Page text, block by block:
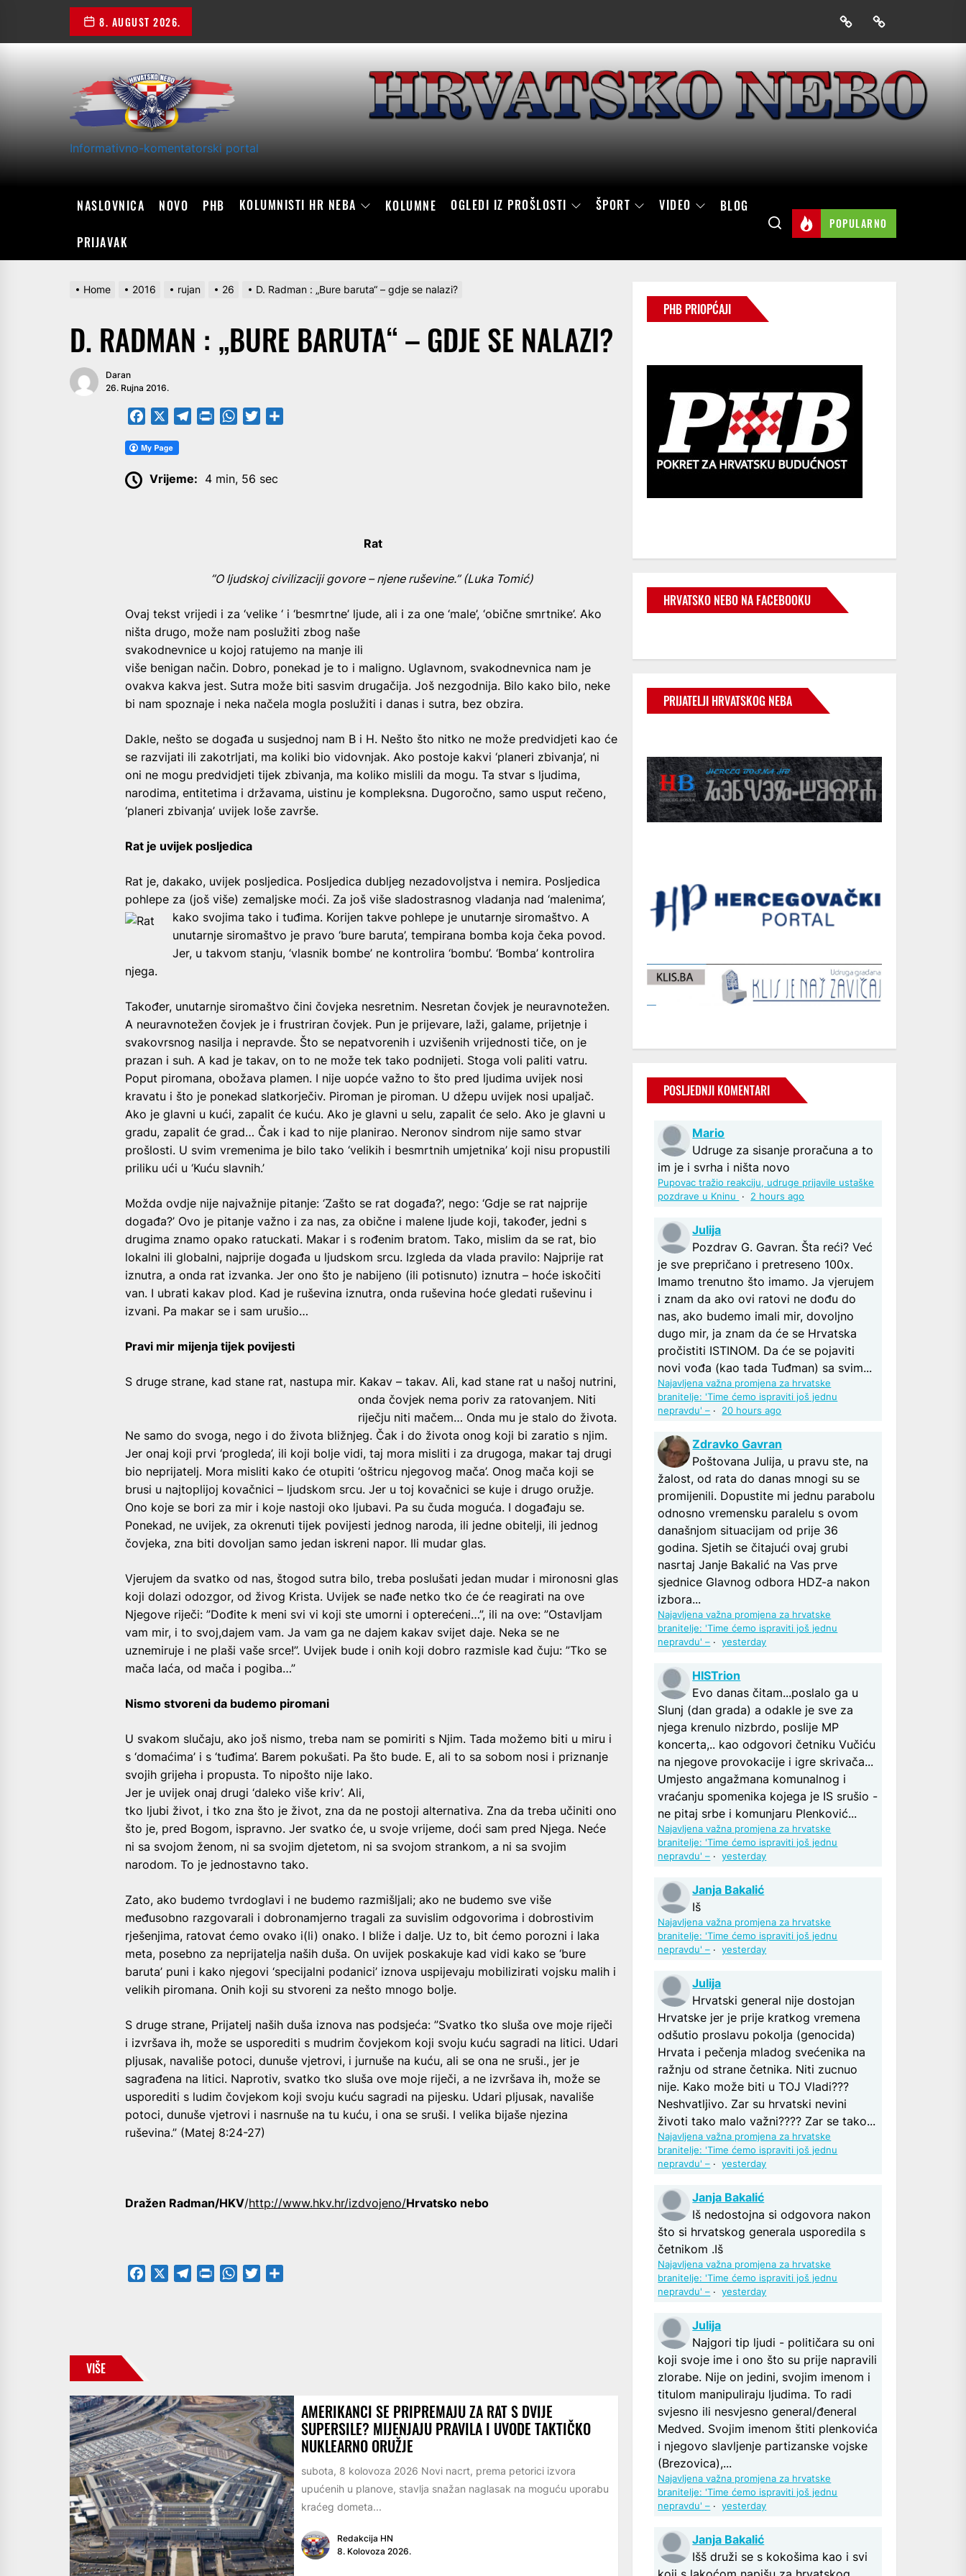
the
8. AUGUST 2026. PrijavakSkini
mobilnu
Hrvatskog
neba
Informativno-komentatorski portal
NASLOVNICA NOVO PHB KOLUMNISTI HR NEBA KOLUMNE OGLEDI IZ PROŠLOSTI ŠPORT VIDEO BLOG
PRIJAVAK
POPULARNO
Home 2016 rujan 26 D. Radman : „Bure baruta“ – gdje se nalazi?
D. RADMAN : „BURE BARUTA“ – GDJE SE NALAZI?
Daran
26. Rujna 2016.
FacebookTelegramPrintFriendly
WhatsApp
Twitter
Vrijeme: 4 min, 56 sec
Rat
”O ljudskoj civilizaciji govore – njene ruševine.” (Luka Tomić)
Ovaj tekst vrijedi i za ‘velike ‘ i ‘besmrtne’ ljude, ali i za one ‘male’, ‘obične smrtnike’. Ako
ništa drugo, može nam poslužiti zbog naše
svakodnevnice u kojoj ratujemo na manje ili
više benigan način. Dobro, ponekad je to i maligno. Uglavnom, svakodnevnica nam je
ovakva kakva jest. Sutra može biti sasvim drugačija. Još nezgodnija. Bilo kako bilo, neke
bi nam spoznaje i neka načela mogla poslužiti i danas i sutra, bez obzira.
Dakle, nešto se događa u susjednoj nam B i H. Nešto što nitko ne može predvidjeti kao će
se razvijati ili zakotrljati, ma koliki bio vidovnjak. Ako postoje kakvi ‘planeri zbivanja’, ni
oni ne mogu predvidjeti tijek zbivanja, ma koliko mislili da mogu. Ta stvar s ljudima,
narodima, entitetima i državama, uistinu je kompleksna. Dugoročno, samo usput rečeno,
‘planeri zbivanja’ uvijek loše završe.
Rat je uvijek posljedica
Rat je, dakako, uvijek posljedica. Posljedica dubljeg nezadovoljstva i nemira. Posljedica
pohlepe za (još više) zemaljske moći. Za još više sladostrasnog vladanja nad ‘malenima’,
kako svojima tako i tuđima. Korijen takve pohlepe je unutarnje siromaštvo. A
unutarnje siromaštvo je pravo ‘bure baruta’, tempirana bomba koja čeka povod.
Jer, u takvom stanju, ‘vlasnik bombe’ ne kontrolira ‘bombu’. ‘Bomba’ kontrolira
njega.
Također, unutarnje siromaštvo čini čovjeka nesretnim. Nesretan čovjek je neuravnotežen.
A neuravnotežen čovjek je i frustriran čovjek. Pun je prijevare, laži, galame, prijetnje i
svakovrsnog nasilja i nepravde. Što se nepatvorenih i uzvišenih vrijednosti tiče, on je
prazan i suh. A kad je takav, on to ne može tek tako podnijeti. Stoga voli paliti vatru.
Poput piromana, obožava plamen. I nije uopće važno to što pred ljudima uvijek nosi
kravatu i što je ponekad slatkorječiv. Piroman je piroman. U džepu uvijek nosi upaljač.
Ako je glavni u kući, zapalit će kuću. Ako je glavni u selu, zapalit će selo. Ako je glavni u
gradu, zapalit će grad… Čak i kad to nije planirao. Neronov sindrom nije samo stvar
prošlosti. U svim vremenima je bilo tako ‘velikih i besmrtnih umjetnika’ koji nisu propustili
priliku ući u ‘Kuću slavnih.’
Možda ovdje nije najvažnije pitanje: ‘Zašto se rat događa?’, nego: ‘Gdje se rat najprije
događa?’ Ovo je pitanje važno i za nas, za obične i malene ljude koji, također, jedni s
drugima znamo opako ratuckati. Makar i s rođenim bratom. Tako, mislim da se rat, bio
lokalni ili globalni, najprije događa u ljudskom srcu. Izgleda da vlada pravilo: Najprije rat
iznutra, a onda rat izvanka. Jer ono što je nabijeno (ili potisnuto) iznutra – hoće iskočiti
van. I ubrati kakav plod. Kad je ruševina iznutra, onda ruševina hoće gledati ruševinu i
izvani. Pa makar se i sam urušio…
Pravi mir mijenja tijek povijesti
S druge strane, kad stane rat, nastupa mir. Kakav – takav. Ali, kad stane rat u našoj nutrini,
onda čovjek nema poriv za ratovanjem. Niti
riječju niti mačem… Onda mu je stalo do života.
Ne samo do svoga, nego i do života bližnjeg. Čak i do života onog koji bi zaratio s njim.
Jer onaj koji prvi ‘progleda’, ili koji bolje vidi, taj mora misliti i za drugoga, makar taj drugi
bio neprijatelj. Mora misliti kako će otupiti ‘oštricu njegovog mača’. Onog mača koji se
brusi u najtoplijoj kovačnici – ljudskom srcu. Jer u toj kovačnici se kuje i drugo oružje.
Ono koje se bori za mir i koje nastoji oko ljubavi. Pa su čuda moguća. I događaju se.
Ponekad, ne uvijek, za okrenuti tijek povijesti jednog naroda, ili jedne obitelji, ili jednog
čovjeka, zna biti dovoljan samo jedan iskreni napor. Ili mudar glas.
Vjerujem da svatko od nas, štogod sutra bilo, treba poslušati jedan mudar i mironosni glas
koji dolazi odozgor, od živog Krista. Uvijek se nađe netko tko će će reagirati na ove
Njegove riječi: ”Dođite k meni svi vi koji ste umorni i opterećeni…”, ili na ove: ”Ostavljam
vam mir, i to svoj,dajem vam. Ja vam ga ne dajem kakav svijet daje. Neka se ne
uznemiruje i ne plaši vaše srce!”. Uvijek bude i onih koji dobro razmisle kad čuju: ”Tko se
mača laća, od mača i pogiba…”
Nismo stvoreni da budemo piromani
U svakom slučaju, ako još nismo, treba nam se pomiriti s Njim. Tada možemo biti u miru i
s ‘domaćima’ i s ‘tuđima’. Barem pokušati. Pa što bude. E, ali to sa sobom nosi i priznanje
svojih grijeha i propusta. To nipošto nije lako.
Jer je uvijek onaj drugi ‘daleko više kriv’. Ali,
tko ljubi život, i tko zna što je život, zna da ne postoji alternativa. Zna da treba učiniti ono
što je, pred Bogom, ispravno. Jer svatko će, u svoje vrijeme, doći sam pred Njega. Neće
ni sa svojom ženom, ni sa svojim djetetom, ni sa svojom strankom, a ni sa svojim
narodom. To je jednostavno tako.
Zato, ako budemo tvrdoglavi i ne budemo razmišljali; ako ne budemo sve više
međusobno razgovarali i dobronamjerno tragali za suvislim odgovorima i dobrostivim
rješenjima, ratovat ćemo ovako i(li) onako. I bliže i dalje. Uz to, bit ćemo porozni i laka
meta, posebno za neprijatelja naših duša. On uvijek poskakuje kad vidi kako se ‘bure
baruta’ puni i kako njegovi ‘specijalni podanici’ iznova uspijevaju mobilizirati vojsku malih i
velikih piromana. Onih koji su stvoreni za nešto mnogo bolje.
S druge strane, Prijatelj naših duša iznova nas podsjeća: ”Svatko tko sluša ove moje riječi
i izvršava ih, može se usporediti s mudrim čovjekom koji svoju kuću sagradi na litici. Udari
pljusak, navališe potoci, dunuše vjetrovi, i jurnuše na kuću, ali se ona ne sruši., jer je
sagrađena na litici. Naprotiv, svatko tko sluša ove moje riječi, a ne izvršava ih, može se
usporediti s ludim čovjekom koji svoju kuću sagradi na pijesku. Udari pljusak, navališe
potoci, dunuše vjetrovi i nasrnuše na tu kuću, i ona se sruši. I velika bijaše njezina
ruševina.” (Matej 8:24-27)
Dražen Radman/HKV/http://www.hkv.hr/izdvojeno/Hrvatsko nebo
FacebookTelegramPrintFriendly
WhatsApp
Twitter
VIŠE
AMERIKANCI SE PRIPREMAJU ZA RAT S DVIJE
SUPERSILE? MIJENJAJU PRAVILA I UVODE TAKTIČKO
NUKLEARNO ORUŽJE
subota, 8 kolovoza 2026 Novi nacrt, prema petorici izvora
upućenih u planove, stavlja snažan naglasak na moguću uporabu
kraćeg dometa...
Redakcija HN
8. Kolovoza 2026.
PHB PRIOPĆAJI
HRVATSKO NEBO NA FACEBOOKU
PRIJATELJI HRVATSKOG NEBA
POSLJEDNJI KOMENTARI
Mario
Udruge za sisanje proračuna a to
im je i svrha i ništa novo
Pupovac tražio reakciju, udruge prijavile ustaške
pozdrave u Kninu
· 2 hours ago
Julija
Pozdrav G. Gavran. Šta reći? Već
je sve prepričano i pretreseno 100x.
Imamo trenutno što imamo. Ja vjerujem
i znam da ako ovi ratovi ne dođu do
nas, ako budemo imali mir, dovoljno
dugo mir, ja znam da će se Hrvatska
pročistiti ISTINOM. Da će se pojaviti
novi vođa (kao tada Tuđman) sa svim...
Najavljena važna promjena za hrvatske
branitelje: 'Time ćemo ispraviti još jednu
nepravdu' – · 20 hours ago
Zdravko Gavran
Poštovana Julija, u pravu ste, na
žalost, od rata do danas mnogi su se
promijenili. Dopustite mi jednu parabolu
odnosno vremensku paralelu s ovom
današnjom situacijam od prije 36
godina. Sjetih se čitajući ovaj grubi
nasrtaj Janje Bakalić na Vas prve
sjednice Glavnog odbora HDZ-a nakon
izbora...
Najavljena važna promjena za hrvatske
branitelje: 'Time ćemo ispraviti još jednu
nepravdu' – ·yesterday
HISTrion
Evo danas čitam...poslalo ga u
Slunj (dan grada) a odakle je sve za
njega krenulo nizbrdo, poslije MP
koncerta,.. kao odgovori četniku Vučiću
na njegove provokacije i igre skrivača...
Umjesto angažmana komunalnog i
vraćanju spomenika kojega je IS srušio -
ne pitaj srbe i komunjaru Plenković...
Najavljena važna promjena za hrvatske
branitelje: 'Time ćemo ispraviti još jednu
nepravdu' – ·yesterday
Janja Bakalić
Iš
Najavljena važna promjena za hrvatske
branitelje: 'Time ćemo ispraviti još jednu
nepravdu' – ·yesterday
Julija
Hrvatski general nije dostojan
Hrvatske jer je prije kratkog vremena
odšutio proslavu pokolja (genocida)
Hrvata i pečenja mladog svećenika na
ražnju od strane četnika. Niti zucnuo
nije. Kako može biti u TOJ Vladi???
Neshvatljivo. Zar su hrvatski nevini
životi tako malo važni???? Zar se tako...
Najavljena važna promjena za hrvatske
branitelje: 'Time ćemo ispraviti još jednu
nepravdu' – ·yesterday
Janja Bakalić
Iš nedostojna si odgovora nakon
što si hrvatskog generala usporedila s
četnikom .Iš
Najavljena važna promjena za hrvatske
branitelje: 'Time ćemo ispraviti još jednu
nepravdu' – ·yesterday
Julija
Najgori tip ljudi - političara su oni
koji svoje ime i ono što su prije napravili
zlorabe. Nije on jedini, svojim imenom i
titulom manipuliraju ljudima. To radi
svjesno ili nesvjesno general/đeneral
Medved. Svojim imenom štiti plenkovića
i njegovo slavljenje partizanske vojske
(Brezovica),...
Najavljena važna promjena za hrvatske
branitelje: 'Time ćemo ispraviti još jednu
nepravdu' – ·yesterday
Janja Bakalić
Išš druži se s kokošima kao i svi